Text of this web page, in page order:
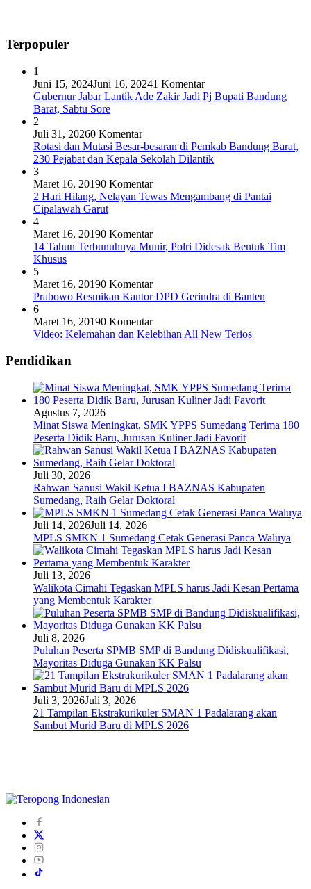
Terpopuler
1
Juni 15, 2024Juni 16, 20241 Komentar
Gubernur Jabar Lantik Ade Zakir Jadi Pj Bupati Bandung
Barat, Sabtu Sore
2
Juli 31, 20260 Komentar
Rotasi dan Mutasi Besar-besaran di Pemkab Bandung Barat,
230 Pejabat dan Kepala Sekolah Dilantik
3
Maret 16, 20190 Komentar
2 Hari Hilang, Nelayan Tewas Mengambang di Pantai
Cipalawah Garut
4
Maret 16, 20190 Komentar
14 Tahun Terbunuhnya Munir, Polri Didesak Bentuk Tim
Khusus
5
Maret 16, 20190 Komentar
Prabowo Resmikan Kantor DPD Gerindra di Banten
6
Maret 16, 20190 Komentar
Video: Kelemahan dan Kelebihan All New Terios
Pendidikan
Agustus 7, 2026
Minat Siswa Meningkat, SMK YPPS Sumedang Terima 180
Peserta Didik Baru, Jurusan Kuliner Jadi Favorit
Juli 30, 2026
Rahwan Sanusi Wakil Ketua I BAZNAS Kabupaten
Sumedang, Raih Gelar Doktoral
Juli 14, 2026Juli 14, 2026
MPLS SMKN 1 Sumedang Cetak Generasi Panca Waluya
Juli 13, 2026
Walikota Cimahi Tegaskan MPLS harus Jadi Kesan Pertama
yang Membentuk Karakter
Juli 8, 2026
Puluhan Peserta SPMB SMP di Bandung Didiskualifikasi,
Mayoritas Diduga Gunakan KK Palsu
Juli 3, 2026Juli 3, 2026
21 Tampilan Ekstrakurikuler SMAN 1 Padalarang akan
Sambut Murid Baru di MPLS 2026